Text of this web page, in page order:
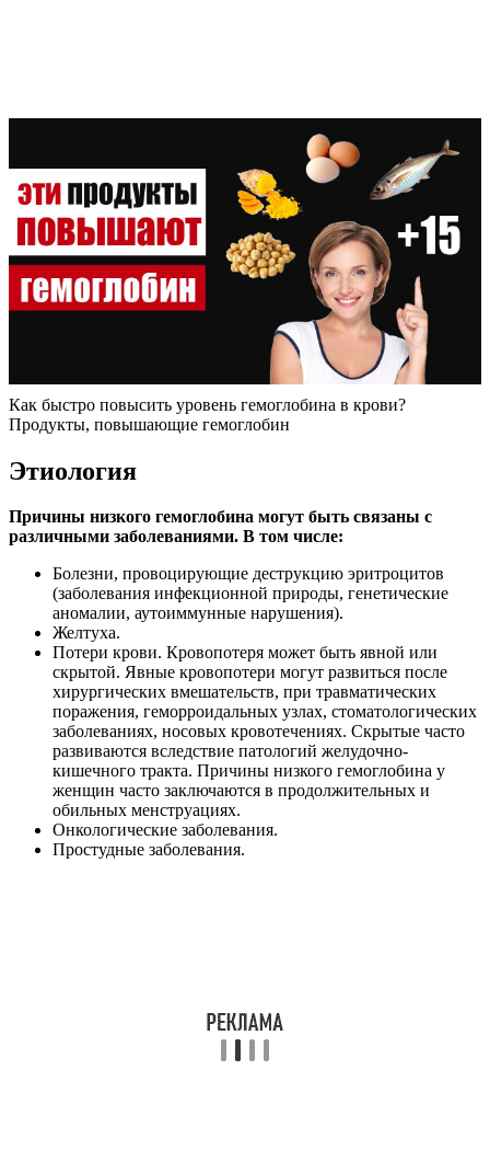
Как быстро повысить уровень гемоглобина в крови?
Продукты, повышающие гемоглобин
Этиология
Причины низкого гемоглобина могут быть связаны с
различными заболеваниями. В том числе:
Болезни, провоцирующие деструкцию эритроцитов
(заболевания инфекционной природы, генетические
аномалии, аутоиммунные нарушения).
Желтуха.
Потери крови. Кровопотеря может быть явной или
скрытой. Явные кровопотери могут развиться после
хирургических вмешательств, при травматических
поражения, геморроидальных узлах, стоматологических
заболеваниях, носовых кровотечениях. Скрытые часто
развиваются вследствие патологий желудочно-
кишечного тракта. Причины низкого гемоглобина у
женщин часто заключаются в продолжительных и
обильных менструациях.
Онкологические заболевания.
Простудные заболевания.